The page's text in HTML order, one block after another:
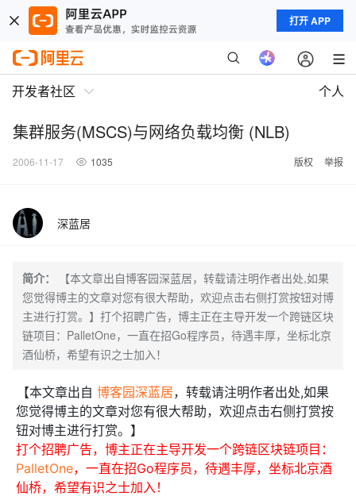
打开 APP
开发者社区 个人
集群服务(MSCS)与网络负载均衡 (NLB)
2006-11-17 1035 版权 举报
深蓝居
简介：
【本文章出自博客园深蓝居，转载请注明作者出处,如果
您觉得博主的文章对您有很大帮助，欢迎点击右侧打赏按钮对博
主进行打赏。】打个招聘广告，博主正在主导开发一个跨链区块
链项目：PalletOne，一直在招Go程序员，待遇丰厚，坐标北京
酒仙桥，希望有识之士加入！
【本文章出自 博客园深蓝居，转载请注明作者出处,如果
您觉得博主的文章对您有很大帮助，欢迎点击右侧打赏按
钮对博主进行打赏。】
打个招聘广告，博主正在主导开发一个跨链区块链项目：
PalletOne，一直在招Go程序员，待遇丰厚，坐标北京酒
仙桥，希望有识之士加入！